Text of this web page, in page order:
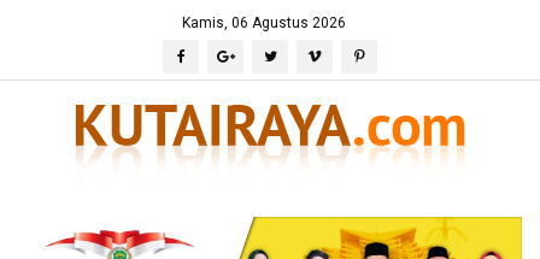
Kamis, 06 Agustus 2026